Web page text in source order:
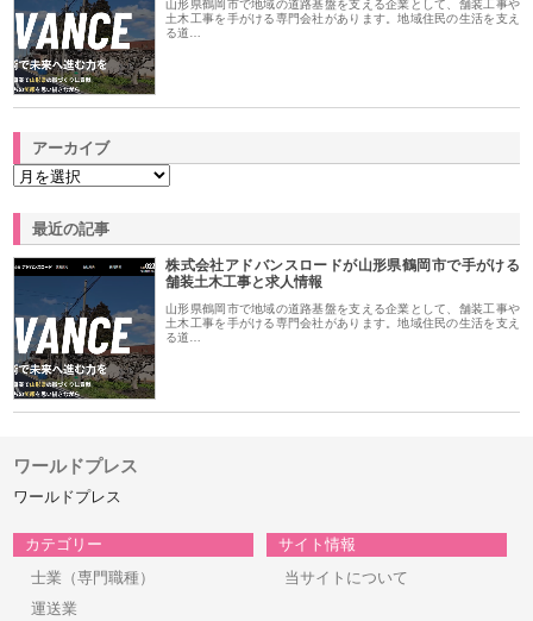
山形県鶴岡市で地域の道路基盤を支える企業として、舗装工事や
土木工事を手がける専門会社があります。地域住民の生活を支え
る道…
アーカイブ
最近の記事
株式会社アドバンスロードが山形県鶴岡市で手がける
舗装土木工事と求人情報
山形県鶴岡市で地域の道路基盤を支える企業として、舗装工事や
土木工事を手がける専門会社があります。地域住民の生活を支え
る道…
ワールドプレス
ワールドプレス
カテゴリー
士業（専門職種）
運送業
サイト情報
当サイトについて